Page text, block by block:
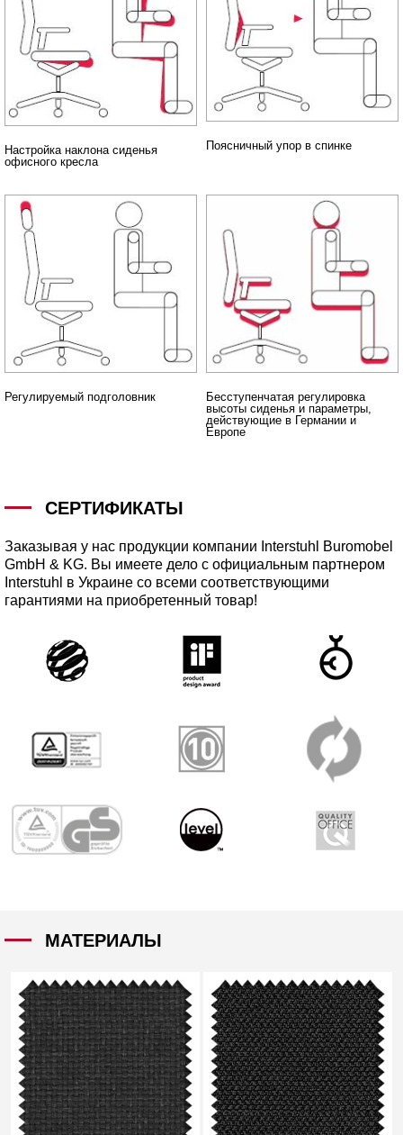
Настройка наклона сиденья
офисного кресла
Поясничный упор в спинке
Регулируемый подголовник
Бесступенчатая регулировка
высоты сиденья и параметры,
действующие в Германии и
Европе
СЕРТИФИКАТЫ
Заказывая у нас продукции компании Interstuhl Buromobel
GmbH & KG. Вы имеете дело с официальным партнером
Interstuhl в Украине со всеми соответствующими
гарантиями на приобретенный товар!
МАТЕРИАЛЫ